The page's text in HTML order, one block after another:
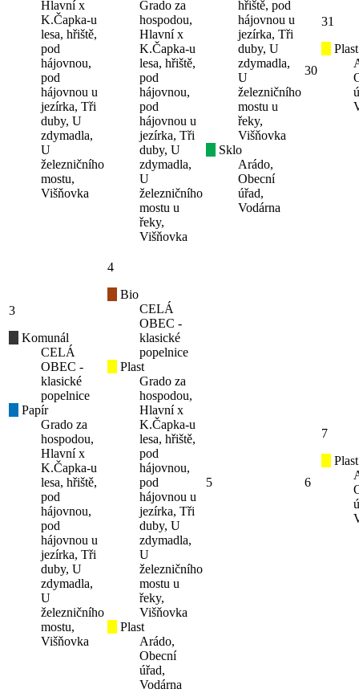
Hlavní x
K.Čapka-u
lesa, hřiště,
pod
hájovnou,
pod
hájovnou u
jezírka, Tři
duby, U
zdymadla,
U
železničního
mostu,
Višňovka
Grado za
hospodou,
Hlavní x
K.Čapka-u
lesa, hřiště,
pod
hájovnou,
pod
hájovnou u
jezírka, Tři
duby, U
zdymadla,
U
železničního
mostu u
řeky,
Višňovka
hřiště, pod
hájovnou u
jezírka, Tři
duby, U
zdymadla,
U
železničního
mostu u
řeky,
Višňovka
Sklo
Arádo,
Obecní
úřad,
Vodárna
30
31
Plast
3
Komunál
CELÁ
OBEC -
klasické
popelnice
Papír
Grado za
hospodou,
Hlavní x
K.Čapka-u
lesa, hřiště,
pod
hájovnou,
pod
hájovnou u
jezírka, Tři
duby, U
zdymadla,
U
železničního
mostu,
Višňovka
4
Bio
CELÁ
OBEC -
klasické
popelnice
Plast
Grado za
hospodou,
Hlavní x
K.Čapka-u
lesa, hřiště,
pod
hájovnou,
pod
hájovnou u
jezírka, Tři
duby, U
zdymadla,
U
železničního
mostu u
řeky,
Višňovka
Plast
Arádo,
Obecní
úřad,
Vodárna
5 6
7
Plast